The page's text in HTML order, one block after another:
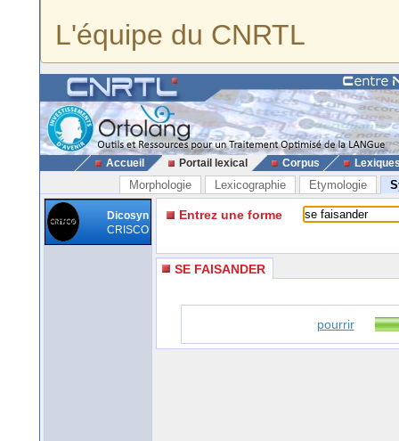
L'équipe du CNRTL
Accueil Portail lexical Corpus
Morphologie Lexicographie Etymologie
Dicosyn
CRISCO
Entrez une forme
SE FAISANDER
pourrir